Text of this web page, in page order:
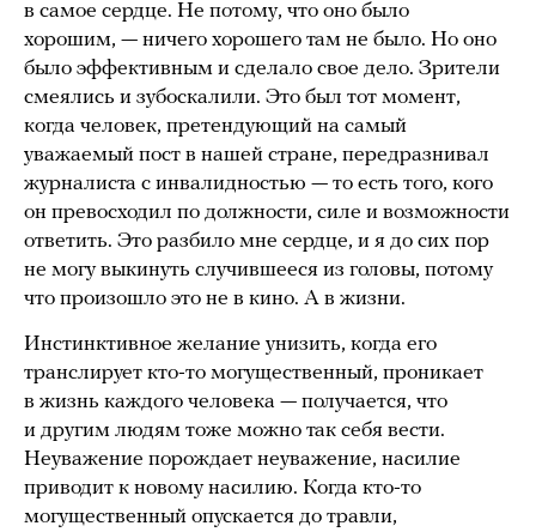
в самое сердце. Не потому, что оно было
хорошим, — ничего хорошего там не было. Но оно
было эффективным и сделало свое дело. Зрители
смеялись и зубоскалили. Это был тот момент,
когда человек, претендующий на самый
уважаемый пост в нашей стране, передразнивал
журналиста с инвалидностью — то есть того, кого
он превосходил по должности, силе и возможности
ответить. Это разбило мне сердце, и я до сих пор
не могу выкинуть случившееся из головы, потому
что произошло это не в кино. А в жизни.
Инстинктивное желание унизить, когда его
транслирует кто-то могущественный, проникает
в жизнь каждого человека — получается, что
и другим людям тоже можно так себя вести.
Неуважение порождает неуважение, насилие
приводит к новому насилию. Когда кто-то
могущественный опускается до травли,